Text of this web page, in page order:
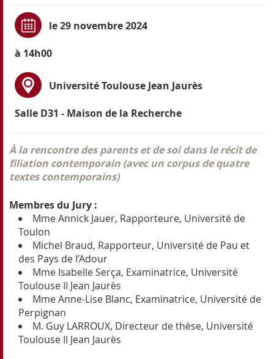
le 29 novembre 2024
à 14h00
Université Toulouse Jean Jaurès
Salle D31 - Maison de la Recherche
À la rencontre des parents et de soi dans le récit de
filiation contemporain (avec un corpus de quatre
textes contemporains)
Membres du Jury :
Mme Annick Jauer, Rapporteure, Université de
Toulon
Michel Braud, Rapporteur, Université de Pau et
des Pays de l’Adour
Mme Isabelle Serça, Examinatrice, Université
Toulouse II Jean Jaurès
Mme Anne-Lise Blanc, Examinatrice, Université de
Perpignan
M. Guy LARROUX, Directeur de thèse, Université
Toulouse II Jean Jaurès